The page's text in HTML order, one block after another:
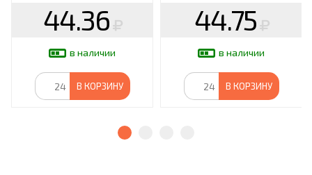
44.36
в наличии
В КОРЗИНУ
44.75
в наличии
В КОРЗИНУ